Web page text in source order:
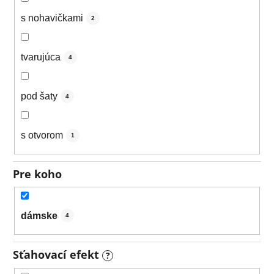
s nohavičkami 2
tvarujúca 4
pod šaty 4
s otvorom 1
Pre koho
dámske 4
Sťahovací efekt ?